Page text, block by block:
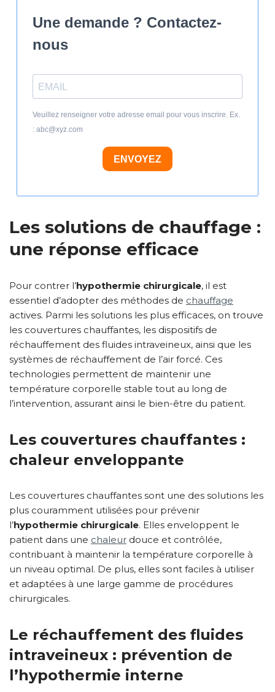
Une demande ? Contactez-
nous
Veuillez renseigner votre adresse email pour vous inscrire. Ex.
: abc@xyz.com
ENVOYEZ
Les solutions de chauffage :
une réponse efficace
Pour contrer l’hypothermie chirurgicale, il est
essentiel d’adopter des méthodes de chauffage
actives. Parmi les solutions les plus efficaces, on trouve
les couvertures chauffantes, les dispositifs de
réchauffement des fluides intraveineux, ainsi que les
systèmes de réchauffement de l’air forcé. Ces
technologies permettent de maintenir une
température corporelle stable tout au long de
l’intervention, assurant ainsi le bien-être du patient.
Les couvertures chauffantes :
chaleur enveloppante
Les couvertures chauffantes sont une des solutions les
plus couramment utilisées pour prévenir
l’hypothermie chirurgicale. Elles enveloppent le
patient dans une chaleur douce et contrôlée,
contribuant à maintenir la température corporelle à
un niveau optimal. De plus, elles sont faciles à utiliser
et adaptées à une large gamme de procédures
chirurgicales.
Le réchauffement des fluides
intraveineux : prévention de
l’hypothermie interne